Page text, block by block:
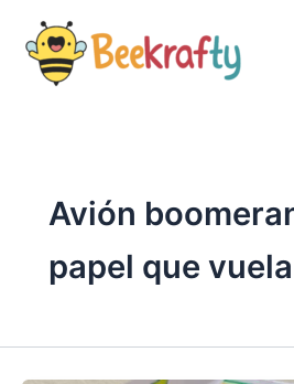
contenido
Avión
papel que vuela